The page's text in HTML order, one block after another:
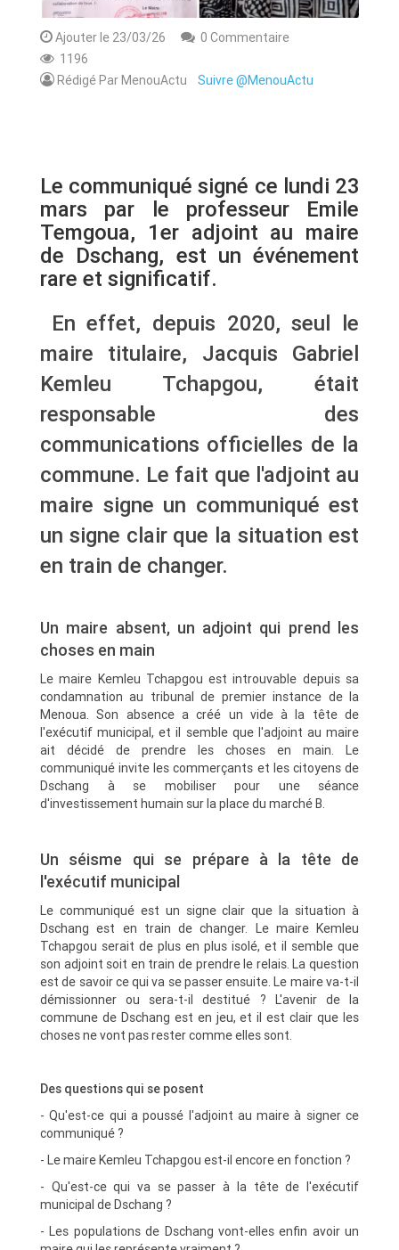
Ajouter le 23/03/26
0 Commentaire
1196
Rédigé Par MenouActu Suivre @MenouActu
Le communiqué signé ce lundi 23
mars par le professeur Emile
Temgoua, 1er adjoint au maire
de Dschang, est un événement
rare et significatif.
En effet, depuis 2020, seul le
maire titulaire, Jacquis Gabriel
Kemleu Tchapgou, était
responsable des
communications officielles de la
commune. Le fait que l'adjoint au
maire signe un communiqué est
un signe clair que la situation est
en train de changer.
Un maire absent, un adjoint qui prend les
choses en main
Le maire Kemleu Tchapgou est introuvable depuis sa
condamnation au tribunal de premier instance de la
Menoua. Son absence a créé un vide à la tête de
l'exécutif municipal, et il semble que l'adjoint au maire
ait décidé de prendre les choses en main. Le
communiqué invite les commerçants et les citoyens de
Dschang à se mobiliser pour une séance
d'investissement humain sur la place du marché B.
Un séisme qui se prépare à la tête de
l'exécutif municipal
Le communiqué est un signe clair que la situation à
Dschang est en train de changer. Le maire Kemleu
Tchapgou serait de plus en plus isolé, et il semble que
son adjoint soit en train de prendre le relais. La question
est de savoir ce qui va se passer ensuite. Le maire va-t-il
démissionner ou sera-t-il destitué ? L'avenir de la
commune de Dschang est en jeu, et il est clair que les
choses ne vont pas rester comme elles sont.
Des questions qui se posent
- Qu'est-ce qui a poussé l'adjoint au maire à signer ce
communiqué ?
- Le maire Kemleu Tchapgou est-il encore en fonction ?
- Qu'est-ce qui va se passer à la tête de l'exécutif
municipal de Dschang ?
- Les populations de Dschang vont-elles enfin avoir un